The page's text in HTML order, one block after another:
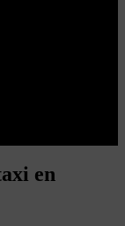
en